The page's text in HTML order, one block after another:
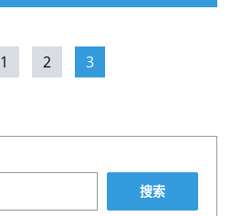
1 2 3
搜索